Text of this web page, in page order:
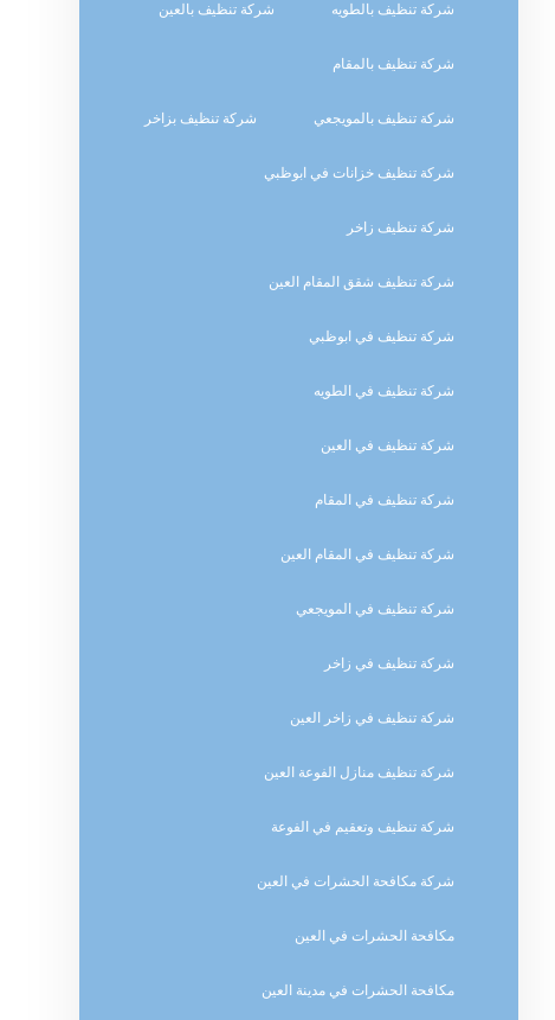
شركة تنظيف بالطويه شركة تنظيف بالعين
شركة تنظيف بالمقام
شركة تنظيف بالمويجعي شركة تنظيف بزاخر
شركة تنظيف خزانات في ابوظبي
شركة تنظيف زاخر
شركة تنظيف شقق المقام العين
شركة تنظيف في ابوظبي
شركة تنظيف في الطويه
شركة تنظيف في العين
شركة تنظيف في المقام
شركة تنظيف في المقام العين
شركة تنظيف في المويجعي
شركة تنظيف في زاخر
شركة تنظيف في زاخر العين
شركة تنظيف منازل الفوعة العين
شركة تنظيف وتعقيم في الفوعة
شركة مكافحة الحشرات في العين
مكافحة الحشرات في العين
مكافحة الحشرات في مدينة العين